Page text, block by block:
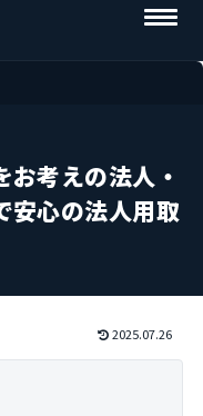
考えの法人・
安心の法人用取
2025.07.26